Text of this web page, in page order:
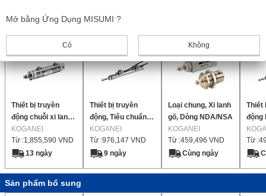
Sản phẩm giống nhau
Thiết bị truyền
động chuỗi xi lanh
sáng xi lanh tốc độ
thấp
KOGANEI
Từ :1,855,590 VND
13 ngày
Thiết bị truyền
động, Tiêu chuẩn,
Dòng xi lanh bút,
Thanh đơn / Thanh
đôi
KOGANEI
Từ :976,147 VND
9 ngày
Loại chung, Xi lanh
gõ, Dòng NDA/NSA
KOGANEI
Từ :459,496 VND
Cùng ngày
Thiết
động
lanh
Từ :
Sản phẩm bổ sung
Mở bằng Ứng Dụng MISUMI ?
Có Không